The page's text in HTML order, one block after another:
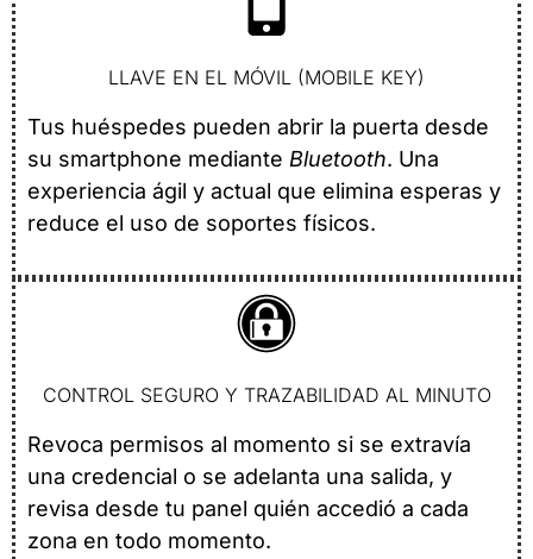
LLAVE EN EL MÓVIL (MOBILE KEY)
Tus huéspedes pueden abrir la puerta desde
su smartphone mediante Bluetooth. Una
experiencia ágil y actual que elimina esperas y
reduce el uso de soportes físicos.
CONTROL SEGURO Y TRAZABILIDAD AL MINUTO
Revoca permisos al momento si se extravía
una credencial o se adelanta una salida, y
revisa desde tu panel quién accedió a cada
zona en todo momento.